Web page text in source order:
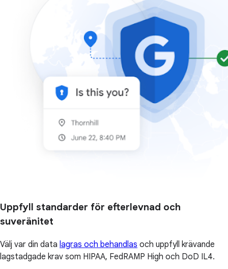
Uppfyll standarder för efterlevnad och
suveränitet
Välj var din data lagras och behandlas och uppfyll krävande
lagstadgade krav som HIPAA, FedRAMP High och DoD IL4.